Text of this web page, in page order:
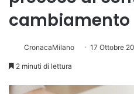
cambiamento
CronacaMilano 17 Ottobre
2 minuti di lettura